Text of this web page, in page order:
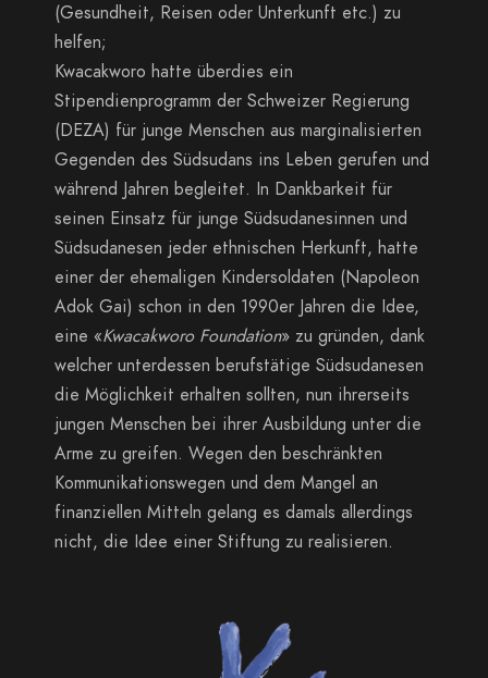
(Gesundheit, Reisen oder Unterkunft etc.) zu
helfen;
Kwacakworo hatte überdies ein
Stipendienprogramm der Schweizer Regierung
(DEZA) für junge Menschen aus marginalisierten
Gegenden des Südsudans ins Leben gerufen und
während Jahren begleitet. In Dankbarkeit für
seinen Einsatz für junge Südsudanesinnen und
Südsudanesen jeder ethnischen Herkunft, hatte
einer der ehemaligen Kindersoldaten (Napoleon
Adok Gai) schon in den 1990er Jahren die Idee,
eine «Kwacakworo Foundation» zu gründen, dank
welcher unterdessen berufstätige Südsudanesen
die Möglichkeit erhalten sollten, nun ihrerseits
jungen Menschen bei ihrer Ausbildung unter die
Arme zu greifen. Wegen den beschränkten
Kommunikationswegen und dem Mangel an
finanziellen Mitteln gelang es damals allerdings
nicht, die Idee einer Stiftung zu realisieren.